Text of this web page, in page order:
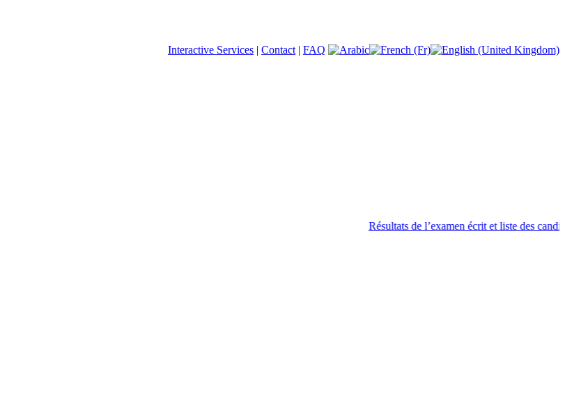
Interactive Services | Contact | FAQ
Résultats de l’examen écrit et liste des